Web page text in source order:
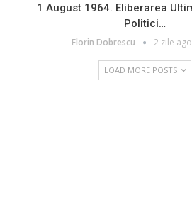
1 August 1964. Eliberarea
Politici…
Florin Dobrescu 2 zile ago
LOAD MORE POSTS